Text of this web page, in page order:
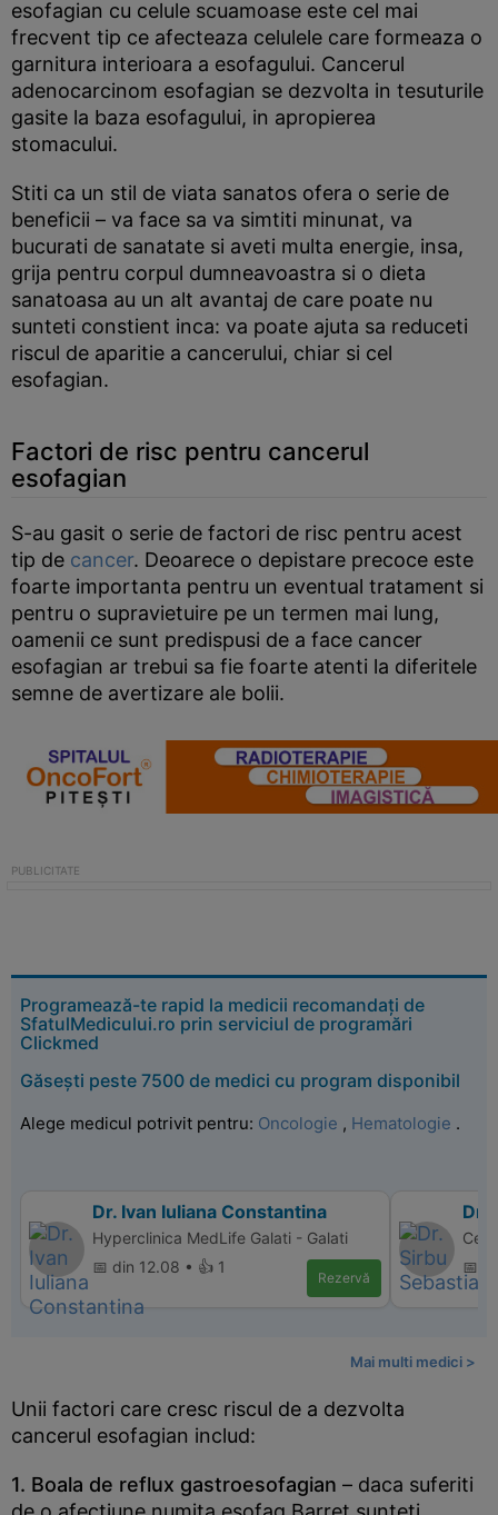
esofagian cu celule scuamoase este cel mai
frecvent tip ce afecteaza celulele care formeaza o
garnitura interioara a esofagului. Cancerul
adenocarcinom esofagian se dezvolta in tesuturile
gasite la baza esofagului, in apropierea
stomacului.
Stiti ca un stil de viata sanatos ofera o serie de
beneficii – va face sa va simtiti minunat, va
bucurati de sanatate si aveti multa energie, insa,
grija pentru corpul dumneavoastra si o dieta
sanatoasa au un alt avantaj de care poate nu
sunteti constient inca: va poate ajuta sa reduceti
riscul de aparitie a cancerului, chiar si cel
esofagian.
Factori de risc pentru cancerul
esofagian
S-au gasit o serie de factori de risc pentru acest
tip de cancer. Deoarece o depistare precoce este
foarte importanta pentru un eventual tratament si
pentru o supravietuire pe un termen mai lung,
oamenii ce sunt predispusi de a face cancer
esofagian ar trebui sa fie foarte atenti la diferitele
semne de avertizare ale bolii.
Programează-te rapid la medicii recomandați de
SfatulMedicului.ro prin serviciul de programări
Clickmed
Găsești peste 7500 de medici cu program disponibil
Alege medicul potrivit pentru: Oncologie , Hematologie .
Dr. Ivan Iuliana Constantina
Hyperclinica MedLife Galati - Galati
📅 din 12.08 • 👍 1
Rezervă
Dr.
📅
Mai multi medici >
Unii factori care cresc riscul de a dezvolta
cancerul esofagian includ:
1. Boala de reflux gastroesofagian – daca suferiti